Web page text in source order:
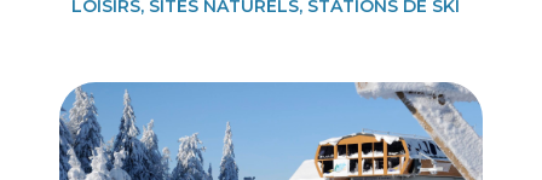
LOISIRS, SITES NATURELS, STATIONS DE SKI